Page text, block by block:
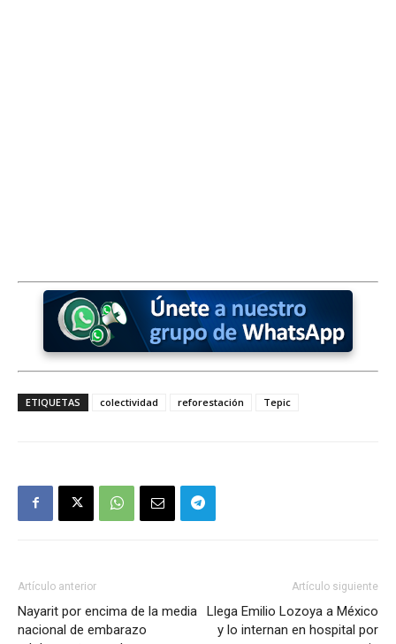
ETIQUETAS colectividad reforestación Tepic
Artículo anterior
Nayarit por encima de la media
nacional de embarazo
Artículo siguiente
Llega Emilio Lozoya a México
y lo internan en hospital por